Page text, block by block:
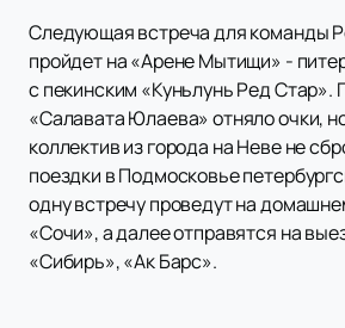
Следующая встреча для команды
пройдет на «Арене Мытищи» -
с пекинским «Куньлунь Ред Стар».
«Салавата Юлаева» отняло очки,
коллектив из города на Неве не
поездки в Подмосковье
одну встречу проведут на
«Сочи», а далее отправятся на
«Сибирь», «Ак Барс».